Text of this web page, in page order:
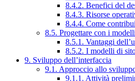
8.4.2. Benefici del
8.4.3. Risorse
8.4.4. Come
8.5. Progettare con i
8.5.1. Vantaggi
8.5.2. I modelli di
9. Sviluppo dell’interfaccia
9.1. Approccio allo
9.1.1. Attività